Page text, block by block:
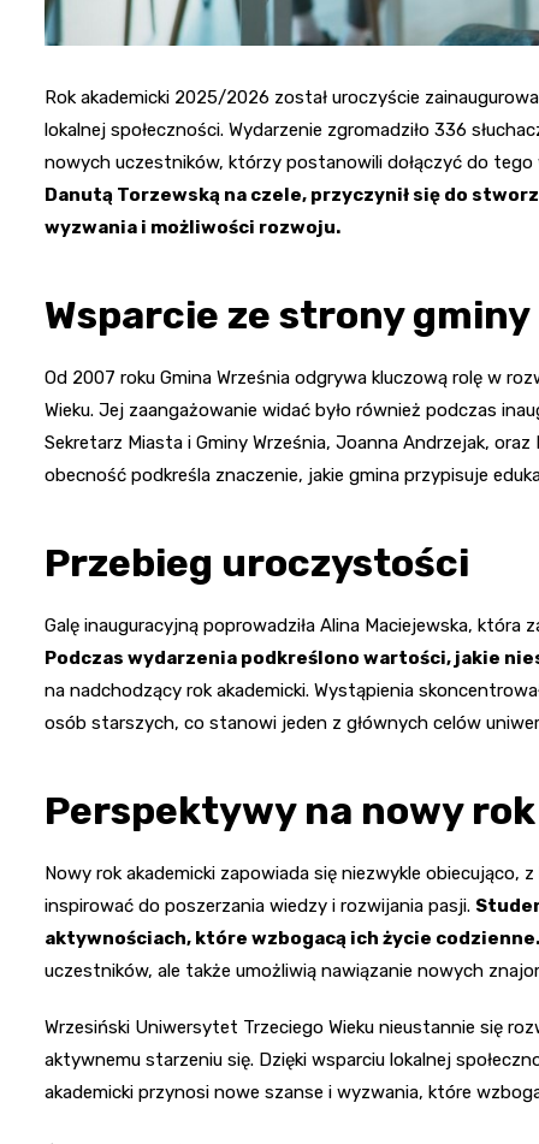
Rok akademicki 2025/2026 został uroczyście
lokalnej społeczności. Wydarzenie zgromadziło 336
nowych uczestników, którzy postanowili dołączyć do
Danutą Torzewską na czele, przyczynił się do
wyzwania i możliwości rozwoju.
Wsparcie ze strony gminy
Od 2007 roku Gmina Września odgrywa kluczową rolę w
Wieku. Jej zaangażowanie widać było również podczas
Sekretarz Miasta i Gminy Września, Joanna Andrzejak,
obecność podkreśla znaczenie, jakie gmina przypisuje
Przebieg uroczystości
Galę inauguracyjną poprowadziła Alina Maciejewska,
Podczas wydarzenia podkreślono wartości, jakie
na nadchodzący rok akademicki. Wystąpienia
osób starszych, co stanowi jeden z głównych celów
Perspektywy na nowy
Nowy rok akademicki zapowiada się niezwykle
inspirować do poszerzania wiedzy i rozwijania pasji.
aktywnościach, które wzbogacą ich życie codzienne.
uczestników, ale także umożliwią nawiązanie nowych
Wrzesiński Uniwersytet Trzeciego Wieku nieustannie się
aktywnemu starzeniu się. Dzięki wsparciu lokalnej
akademicki przynosi nowe szanse i wyzwania, które